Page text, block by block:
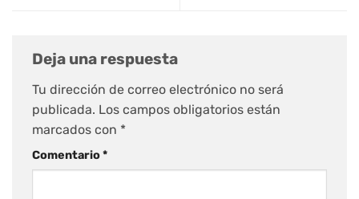
Deja una respuesta
Tu dirección de correo electrónico no será
publicada. Los campos obligatorios están
marcados con *
Comentario*